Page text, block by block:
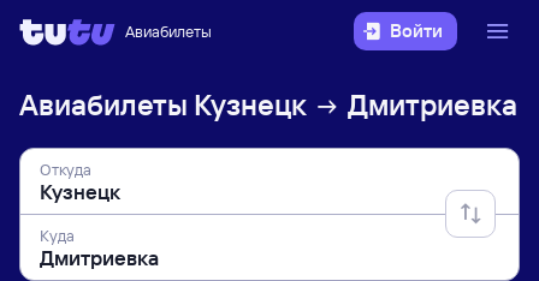
Авиабилеты Войти
Авиабилеты Кузнецк Дмитриевка
Откуда
Куда